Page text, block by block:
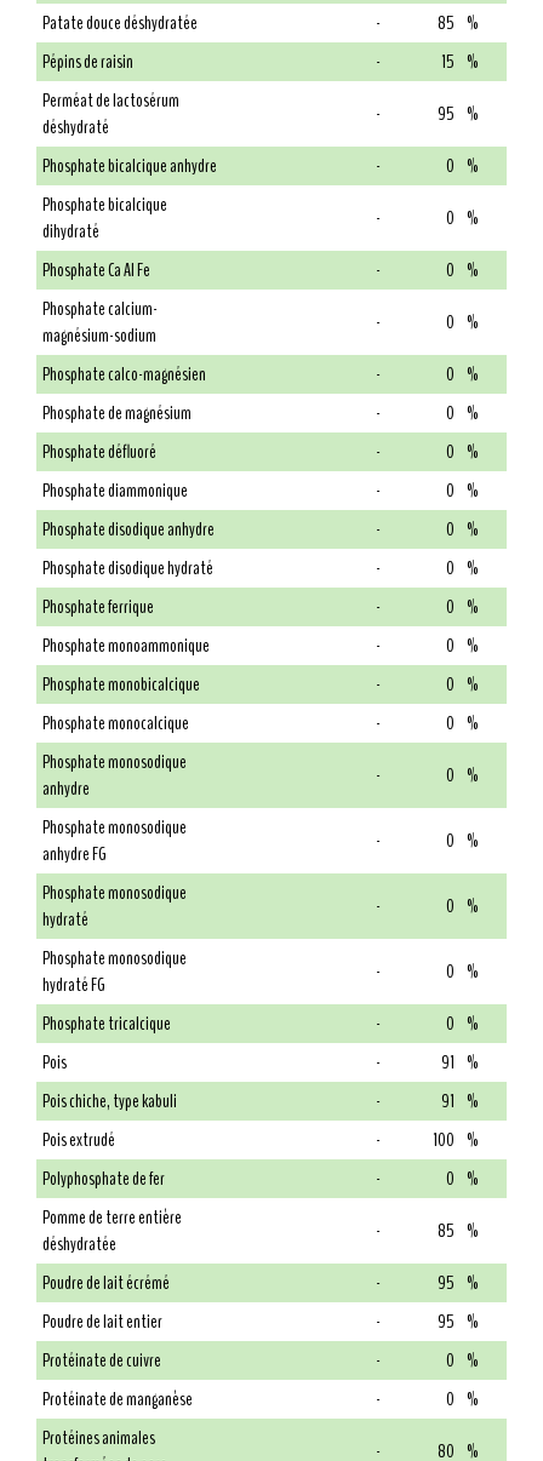
Patate douce déshydratée
- 85 %
Pépins de raisin
- 15 %
Perméat de lactosérum
déshydraté
- 95 %
Phosphate bicalcique anhydre
- 0 %
Phosphate bicalcique
dihydraté
- 0 %
Phosphate Ca Al Fe
- 0 %
Phosphate calcium-
magnésium-sodium
- 0 %
Phosphate calco-magnésien
- 0 %
Phosphate de magnésium
- 0 %
Phosphate défluoré
- 0 %
Phosphate diammonique
- 0 %
Phosphate disodique anhydre
- 0 %
Phosphate disodique hydraté
- 0 %
Phosphate ferrique
- 0 %
Phosphate monoammonique
- 0 %
Phosphate monobicalcique
- 0 %
Phosphate monocalcique
- 0 %
Phosphate monosodique
anhydre
- 0 %
Phosphate monosodique
anhydre FG
- 0 %
Phosphate monosodique
hydraté
- 0 %
Phosphate monosodique
hydraté FG
- 0 %
Phosphate tricalcique
- 0 %
Pois
- 91 %
Pois chiche, type kabuli
- 91 %
Pois extrudé
- 100 %
Polyphosphate de fer
- 0 %
Pomme de terre entière
déshydratée
- 85 %
Poudre de lait écrémé
- 95 %
Poudre de lait entier
- 95 %
Protéinate de cuivre
- 0 %
Protéinate de manganèse
- 0 %
Protéines animales
- 80 %